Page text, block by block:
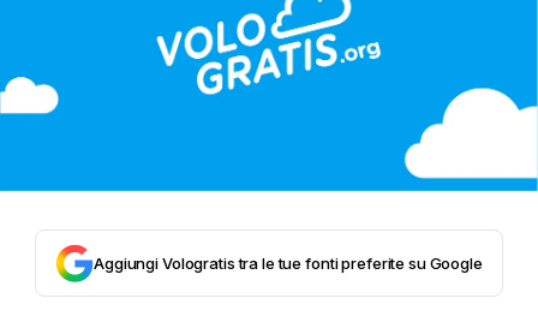
Aggiungi Vologratis tra le tue fonti preferite su Google